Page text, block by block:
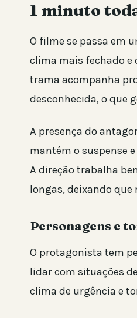
1 minuto
O filme se passa em
clima mais fechado e
trama acompanha
desconhecida, o que
A presença do
mantém o suspense
A direção trabalha
longas, deixando
Personagens e
O protagonista tem
lidar com situações
clima de urgência e